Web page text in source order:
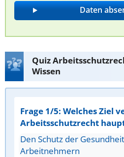
Quiz
Wissen
Frage 1/5: Welches Ziel
Arbeitsschutzrecht
Den Schutz der
Arbeitnehmern